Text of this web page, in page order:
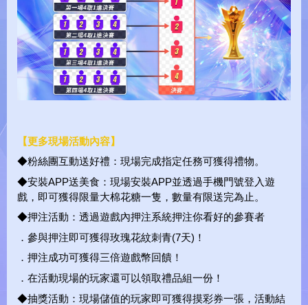
【更多現場活動內容】
◆粉絲團互動送好禮：現場完成指定任務可獲得禮物。
◆安裝APP送美食：現場安裝APP並透過手機門號登入遊
戲，即可獲得限量大棉花糖一隻，數量有限送完為止。
◆押注活動：透過遊戲內押注系統押注你看好的參賽者
．參與押注即可獲得玫瑰花紋刺青(7天)！
．押注成功可獲得三倍遊戲幣回饋！
．在活動現場的玩家還可以領取禮品組一份！
◆抽獎活動：現場儲值的玩家即可獲得摸彩券一張，活動結